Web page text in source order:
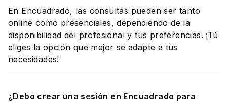
En Encuadrado, las consultas pueden ser tanto
online como presenciales, dependiendo de la
disponibilidad del profesional y tus preferencias. ¡Tú
eliges la opción que mejor se adapte a tus
necesidades!
¿Debo crear una sesión en Encuadrado para